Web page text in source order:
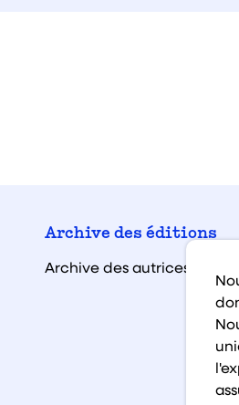
Archive des éditions
Archive des autrices et